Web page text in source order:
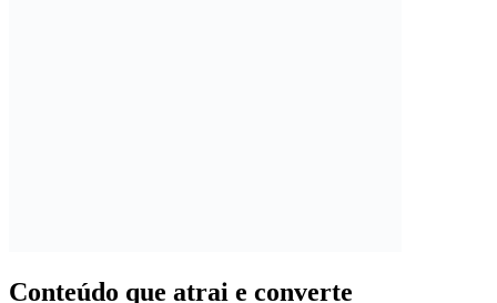
Conteúdo que atrai e converte